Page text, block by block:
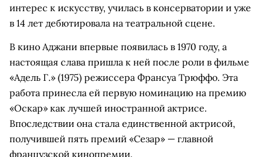
интерес к искусству, училась в консерватории и уже
в 14 лет дебютировала на театральной сцене.
В кино Аджани впервые появилась в 1970 году, а
настоящая слава пришла к ней после роли в фильме
«Адель Г.» (1975) режиссера Франсуа Трюффо. Эта
работа принесла ей первую номинацию на премию
«Оскар» как лучшей иностранной актрисе.
Впоследствии она стала единственной актрисой,
получившей пять премий «Сезар» — главной
французской кинопремии.